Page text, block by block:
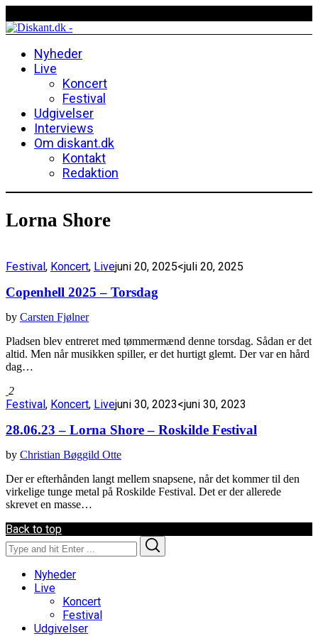
Nyheder
Live
Koncert
Festival
Udgivelser
Interviews
Om diskant.dk
Kontakt
Redaktion
Lorna Shore
Festival, Koncert, Livejuni 20, 2025<juli 20, 2025
Copenhell 2025 – Torsdag
by Carsten Fjølner
Pladsen blev entreret med tømmermænd denne torsdag. Sådan er det
altid. Men når musikken spiller, er det hurtigt glemt. Der var en hård
dag…
2
Festival, Koncert, Livejuni 30, 2023<juni 30, 2023
28.06.23 – Lorna Shore – Roskilde Festival
by Christian Bøggild Otte
Der er efterhånden langt mellem snapsene, når det kommer til den
virkelige tunge metal på Roskilde Festival. Det er der allerede
skrevet en masse…
Back to top
Search
for:
Nyheder
Live
Koncert
Festival
Udgivelser